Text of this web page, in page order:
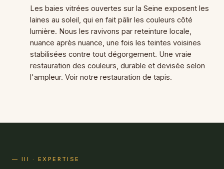
Les baies vitrées ouvertes sur la Seine exposent les
laines au soleil, qui en fait pâlir les couleurs côté
lumière. Nous les ravivons par reteinture locale,
nuance après nuance, une fois les teintes voisines
stabilisées contre tout dégorgement. Une vraie
restauration des couleurs, durable et devisée selon
l'ampleur. Voir notre restauration de tapis.
— III · EXPERTISE